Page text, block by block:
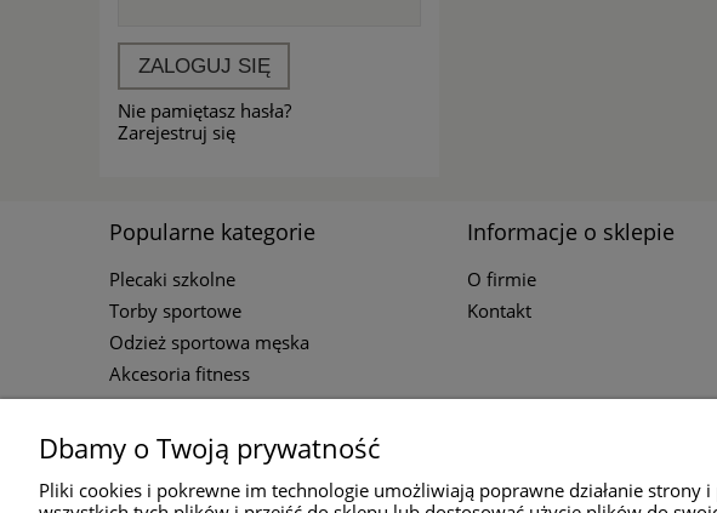
ZALOGUJ SIĘ
Nie pamiętasz hasła?
Zarejestruj się
Popularne kategorie
Plecaki szkolne
Torby sportowe
Odzież sportowa męska
Akcesoria fitness
Informacje o sklepie
O firmie
Kontakt
Kontakt
Dbamy o Twoją prywatność
Pliki cookies i pokrewne im technologie umożliwiają poprawne działanie